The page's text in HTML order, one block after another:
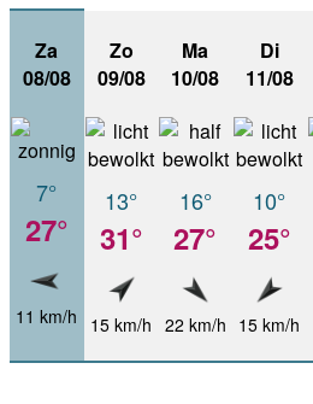
Za
08/08
7°
27°
11 km/h
Zo
09/08
13°
31°
15 km/h
Ma
10/08
16°
27°
22 km/h
Di
11/08
10°
25°
15 km/h